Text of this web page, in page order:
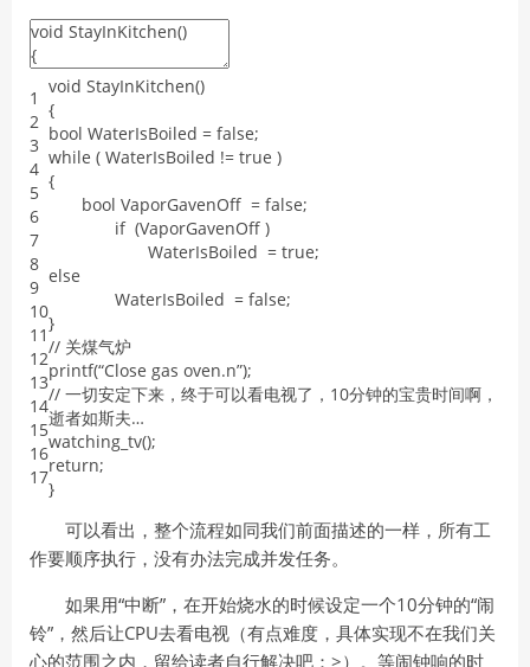
1
2
3
4
5
6
7
8
9
10
11
12
13
14
15
16
17
void StayInKitchen()
{
bool WaterIsBoiled = false;
while ( WaterIsBoiled != true )
{
bool VaporGavenOff = false;
if (VaporGavenOff )
WaterIsBoiled = true;
else
WaterIsBoiled = false;
}
// 关煤气炉
printf(“Close gas oven.n”);
// 一切安定下来，终于可以看电视了， 10分钟的宝贵时间啊，
逝者如斯夫…
watching_tv();
return;
}
可以看出，整个流程如同我们前面描述的一样，所有工
作要顺序执行，没有办法完成并发任务。
如果用“中断”，在开始烧水的时候设定一个10分钟的“闹
铃”，然后让CPU去看电视（有点难度，具体实现不在我们关
心的范围之内，留给读者自行解决吧：>）。等闹钟响的时